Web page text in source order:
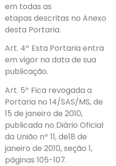
em todas as
etapas descritas no Anexo
desta Portaria.
Art. 4º Esta Portaria entra
em vigor na data de sua
publicação.
Art. 5º Fica revogada a
Portaria no 14/SAS/MS, de
15 de janeiro de 2010,
publicada no Diário Oficial
da União nº 11, de18 de
janeiro de 2010, seção 1,
páginas 105-107.